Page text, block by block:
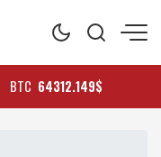
BTC 64312.149$